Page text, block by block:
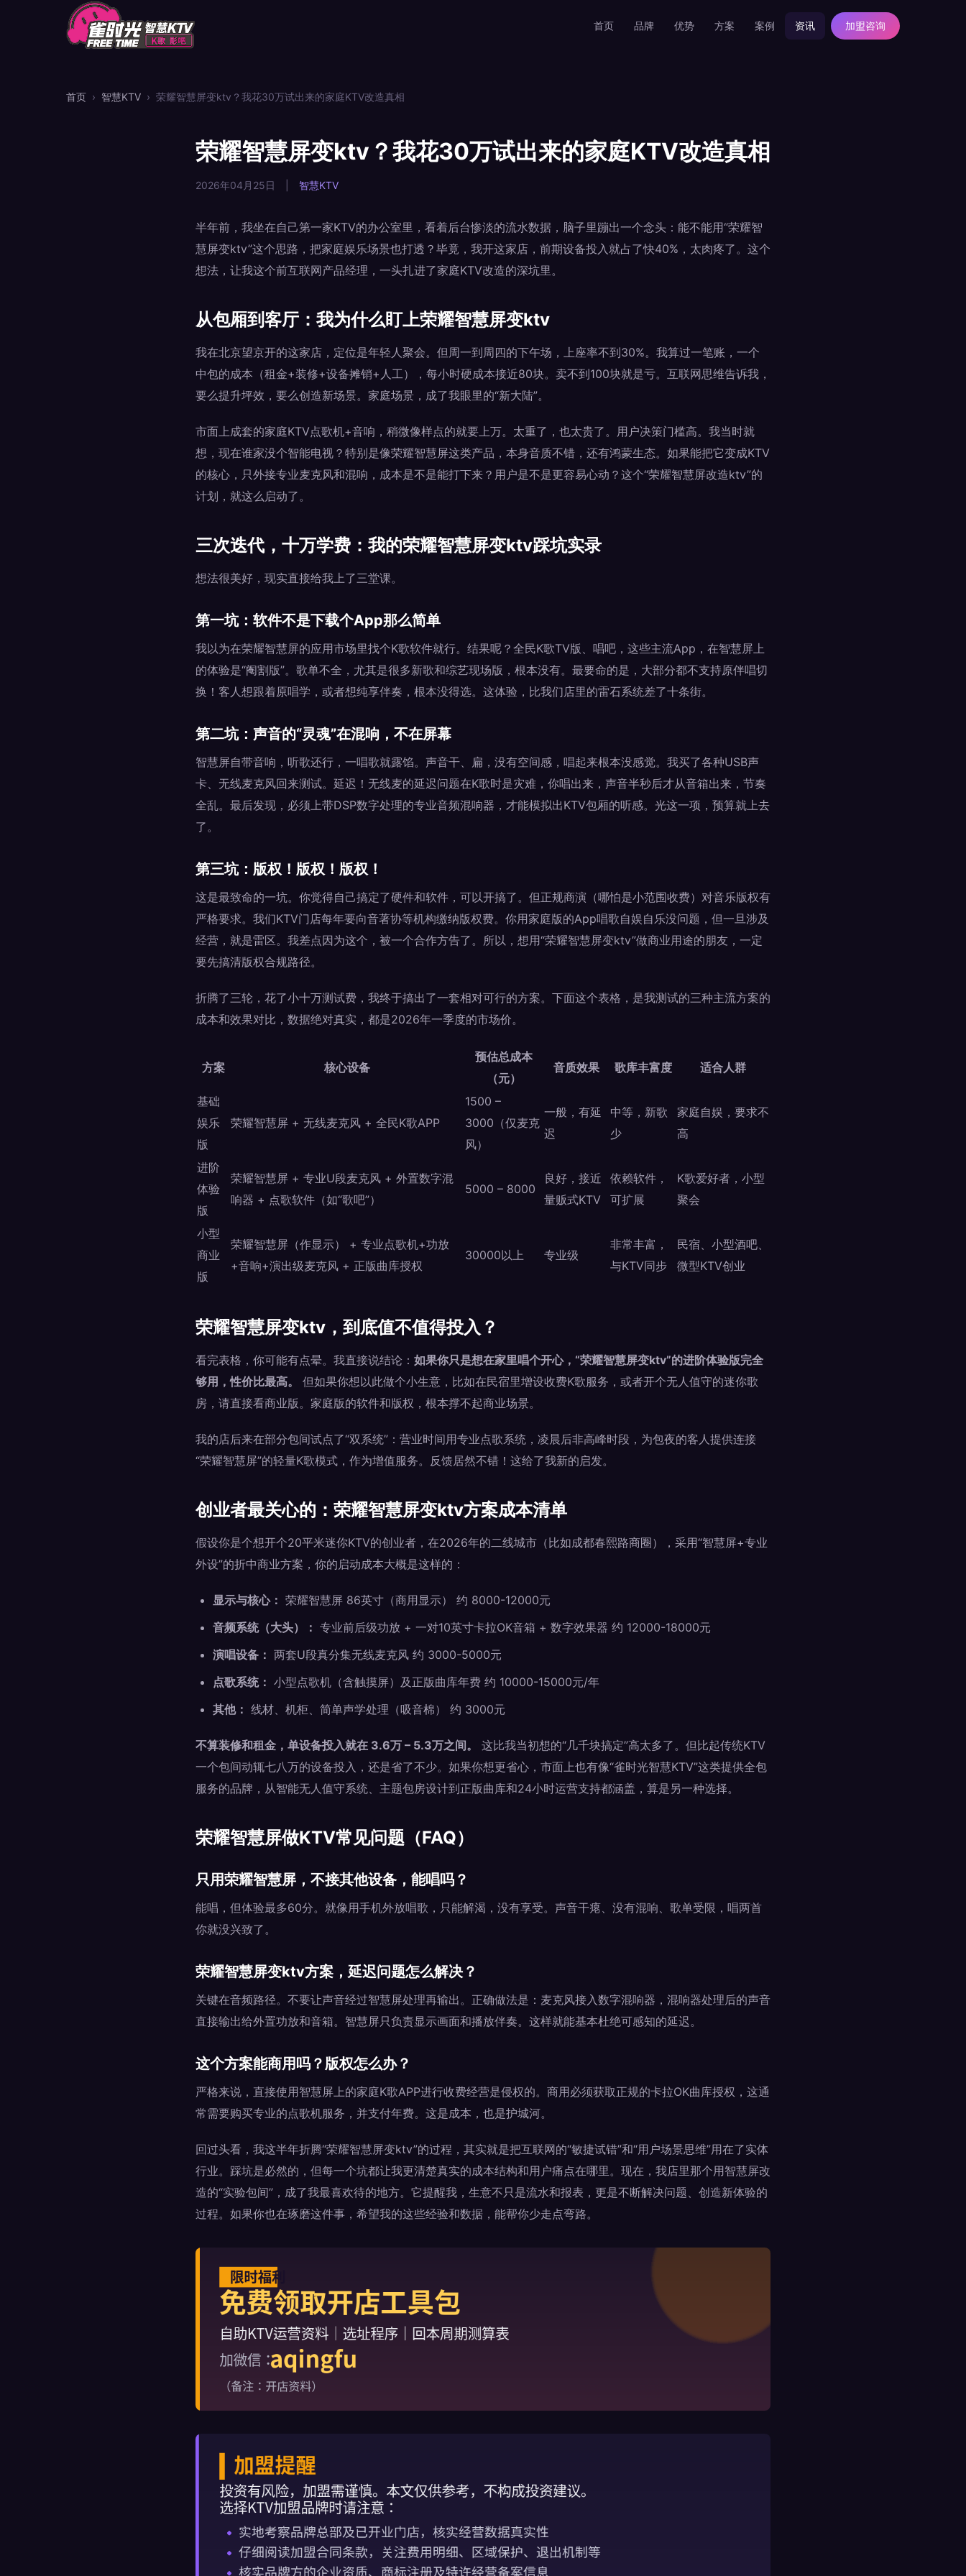
首页 品牌 优势 方案 案例 资讯 加盟咨询
首页 › 智慧KTV › 荣耀智慧屏变ktv？我花30万试出来的家庭KTV改造真相
荣耀智慧屏变ktv？我花30万试出来的家庭KTV改造真相
2026年04月25日 智慧KTV
半年前，我坐在自己第一家KTV的办公室里，看着后台惨淡的流水数据，脑子里蹦出一个念头：能不能用“荣耀智
慧屏变ktv”这个思路，把家庭娱乐场景也打透？毕竟，我开这家店，前期设备投入就占了快40%，太肉疼了。这个
想法，让我这个前互联网产品经理，一头扎进了家庭KTV改造的深坑里。
从包厢到客厅：我为什么盯上荣耀智慧屏变ktv
我在北京望京开的这家店，定位是年轻人聚会。但周一到周四的下午场，上座率不到30%。我算过一笔账，一个
中包的成本（租金+装修+设备摊销+人工），每小时硬成本接近80块。卖不到100块就是亏。互联网思维告诉我，
要么提升坪效，要么创造新场景。家庭场景，成了我眼里的“新大陆”。
市面上成套的家庭KTV点歌机+音响，稍微像样点的就要上万。太重了，也太贵了。用户决策门槛高。我当时就
想，现在谁家没个智能电视？特别是像荣耀智慧屏这类产品，本身音质不错，还有鸿蒙生态。如果能把它变成KTV
的核心，只外接专业麦克风和混响，成本是不是能打下来？用户是不是更容易心动？这个“荣耀智慧屏改造ktv”的
计划，就这么启动了。
三次迭代，十万学费：我的荣耀智慧屏变ktv踩坑实录
想法很美好，现实直接给我上了三堂课。
第一坑：软件不是下载个App那么简单
我以为在荣耀智慧屏的应用市场里找个K歌软件就行。结果呢？全民K歌TV版、唱吧，这些主流App，在智慧屏上
的体验是“阉割版”。歌单不全，尤其是很多新歌和综艺现场版，根本没有。最要命的是，大部分都不支持原伴唱切
换！客人想跟着原唱学，或者想纯享伴奏，根本没得选。这体验，比我们店里的雷石系统差了十条街。
第二坑：声音的“灵魂”在混响，不在屏幕
智慧屏自带音响，听歌还行，一唱歌就露馅。声音干、扁，没有空间感，唱起来根本没感觉。我买了各种USB声
卡、无线麦克风回来测试。延迟！无线麦的延迟问题在K歌时是灾难，你唱出来，声音半秒后才从音箱出来，节奏
全乱。最后发现，必须上带DSP数字处理的专业音频混响器，才能模拟出KTV包厢的听感。光这一项，预算就上去
了。
第三坑：版权！版权！版权！
这是最致命的一坑。你觉得自己搞定了硬件和软件，可以开搞了。但正规商演（哪怕是小范围收费）对音乐版权有
严格要求。我们KTV门店每年要向音著协等机构缴纳版权费。你用家庭版的App唱歌自娱自乐没问题，但一旦涉及
经营，就是雷区。我差点因为这个，被一个合作方告了。所以，想用“荣耀智慧屏变ktv”做商业用途的朋友，一定
要先搞清版权合规路径。
折腾了三轮，花了小十万测试费，我终于搞出了一套相对可行的方案。下面这个表格，是我测试的三种主流方案的
成本和效果对比，数据绝对真实，都是2026年一季度的市场价。
方案 核心设备
预估总成本
（元）
音质效果 歌库丰富度 适合人群
基础
娱乐
版
荣耀智慧屏 + 无线麦克风 + 全民K歌APP
1500 –
3000（仅麦克
风）
一般，有延
迟
中等，新歌
少
家庭自娱，要求不
高
进阶
体验
版
荣耀智慧屏 + 专业U段麦克风 + 外置数字混
响器 + 点歌软件（如“歌吧”）
5000 – 8000
良好，接近
量贩式KTV
依赖软件，
可扩展
K歌爱好者，小型
聚会
小型
商业
版
荣耀智慧屏（作显示） + 专业点歌机+功放
+音响+演出级麦克风 + 正版曲库授权
30000以上 专业级
非常丰富，
与KTV同步
民宿、小型酒吧、
微型KTV创业
荣耀智慧屏变ktv，到底值不值得投入？
看完表格，你可能有点晕。我直接说结论： 如果你只是想在家里唱个开心，“荣耀智慧屏变ktv”的进阶体验版完全
够用，性价比最高。
但如果你想以此做个小生意，比如在民宿里增设收费K歌服务，或者开个无人值守的迷你歌
房，请直接看商业版。家庭版的软件和版权，根本撑不起商业场景。
我的店后来在部分包间试点了“双系统”：营业时间用专业点歌系统，凌晨后非高峰时段，为包夜的客人提供连接
“荣耀智慧屏”的轻量K歌模式，作为增值服务。反馈居然不错！这给了我新的启发。
创业者最关心的：荣耀智慧屏变ktv方案成本清单
假设你是个想开个20平米迷你KTV的创业者，在2026年的二线城市（比如成都春熙路商圈），采用“智慧屏+专业
外设”的折中商业方案，你的启动成本大概是这样的：
显示与核心： 荣耀智慧屏 86英寸（商用显示） 约 8000-12000元
音频系统（大头）： 专业前后级功放 + 一对10英寸卡拉OK音箱 + 数字效果器 约 12000-18000元
演唱设备： 两套U段真分集无线麦克风 约 3000-5000元
点歌系统： 小型点歌机（含触摸屏）及正版曲库年费 约 10000-15000元/年
其他： 线材、机柜、简单声学处理（吸音棉） 约 3000元
不算装修和租金，单设备投入就在 3.6万 – 5.3万之间。
这比我当初想的“几千块搞定”高太多了。但比起传统KTV
一个包间动辄七八万的设备投入，还是省了不少。如果你想更省心，市面上也有像“雀时光智慧KTV”这类提供全包
服务的品牌，从智能无人值守系统、主题包房设计到正版曲库和24小时运营支持都涵盖，算是另一种选择。
荣耀智慧屏做KTV常见问题（FAQ）
只用荣耀智慧屏，不接其他设备，能唱吗？
能唱，但体验最多60分。就像用手机外放唱歌，只能解渴，没有享受。声音干瘪、没有混响、歌单受限，唱两首
你就没兴致了。
荣耀智慧屏变ktv方案，延迟问题怎么解决？
关键在音频路径。不要让声音经过智慧屏处理再输出。正确做法是：麦克风接入数字混响器，混响器处理后的声音
直接输出给外置功放和音箱。智慧屏只负责显示画面和播放伴奏。这样就能基本杜绝可感知的延迟。
这个方案能商用吗？版权怎么办？
严格来说，直接使用智慧屏上的家庭K歌APP进行收费经营是侵权的。商用必须获取正规的卡拉OK曲库授权，这通
常需要购买专业的点歌机服务，并支付年费。这是成本，也是护城河。
回过头看，我这半年折腾“荣耀智慧屏变ktv”的过程，其实就是把互联网的“敏捷试错”和“用户场景思维”用在了实体
行业。踩坑是必然的，但每一个坑都让我更清楚真实的成本结构和用户痛点在哪里。现在，我店里那个用智慧屏改
造的“实验包间”，成了我最喜欢待的地方。它提醒我，生意不只是流水和报表，更是不断解决问题、创造新体验的
过程。如果你也在琢磨这件事，希望我的这些经验和数据，能帮你少走点弯路。